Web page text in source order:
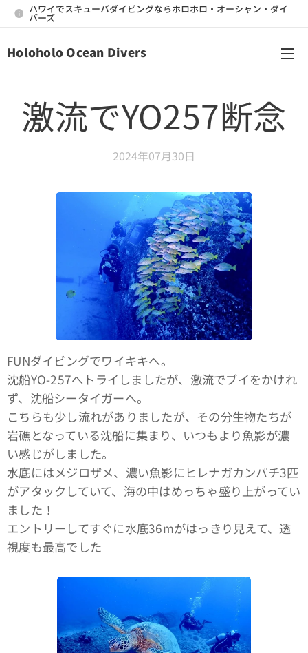
ハワイでスキューバダイビングならホロホロ・オーシャン・ダイ
バーズ
Holoholo Ocean Divers
激流でYO257断念
2024年07月30日
FUNダイビングでワイキキへ。
沈船YO-257へトライしましたが、激流でブイをかけれ
ず、沈船シータイガーへ。
こちらも少し流れがありましたが、その分生物たちが
岩礁となっている沈船に集まり、いつもより魚影が濃
い感じがしました。
水底にはメジロザメ、濃い魚影にヒレナガカンパチ3匹
がアタックしていて、海の中はめっちゃ盛り上がってい
ました！
エントリーしてすぐに水底36mがはっきり見えて、透
視度も最高でした🤙